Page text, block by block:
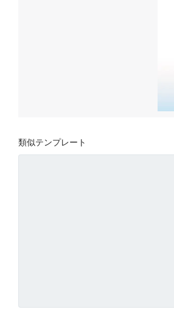
類似テンプレート